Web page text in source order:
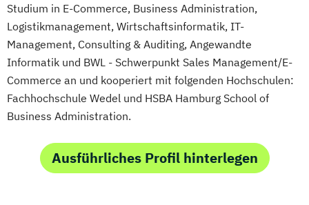
Studium in E-Commerce, Business Administration,
Logistikmanagement, Wirtschaftsinformatik, IT-
Management, Consulting & Auditing, Angewandte
Informatik und BWL - Schwerpunkt Sales Management/E-
Commerce an und kooperiert mit folgenden Hochschulen:
Fachhochschule Wedel und HSBA Hamburg School of
Business Administration.
Ausführliches Profil hinterlegen